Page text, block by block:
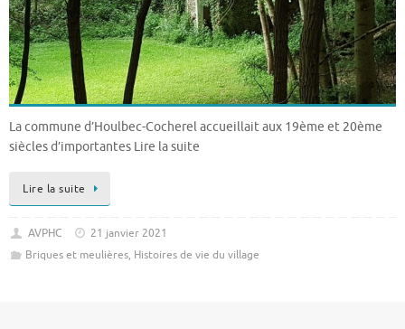
La commune d’Houlbec-Cocherel accueillait aux 19ème et 20ème
siècles d’importantes Lire la suite
Lire la suite
AVPHC
21 janvier 2021
Briques et meulières, Histoires de vie du village